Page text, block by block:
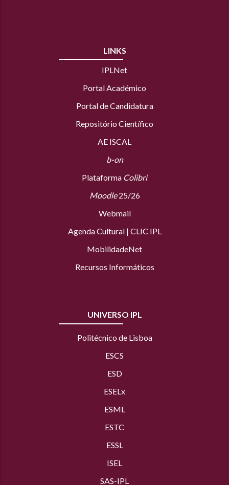
LINKS
IPLNet
Portal Académico
Portal de Candidatura
Repositório Científico
AE ISCAL
b-on
Plataforma Colibri
Moodle25/26
Webmail
Agenda Cultural| CLIC IPL
MobilidadeNet
Recursos Informáticos
UNIVERSO IPL
Politécnico de Lisboa
ESCS
ESD
ESELx
ESML
ESTC
ESSL
ISEL
SAS-IPL